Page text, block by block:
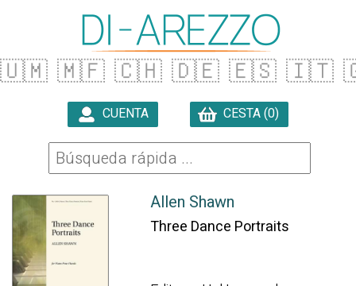
🇺🇲 🇲🇫 🇨🇭 🇩🇪 🇪🇸 🇮🇹
CUENTA CESTA (0)
Allen Shawn
Three Dance Portraits